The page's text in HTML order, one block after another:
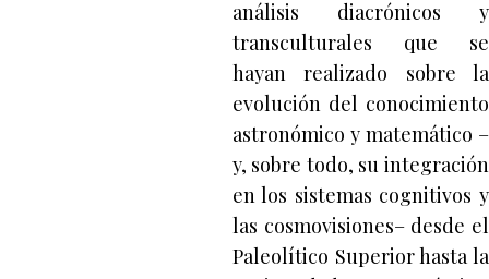
análisis diacrónicos y
transculturales que se
hayan realizado sobre la
evolución del conocimiento
astronómico y matemático –
y, sobre todo, su integración
en los sistemas cognitivos y
las cosmovisiones– desde el
Paleolítico Superior hasta la